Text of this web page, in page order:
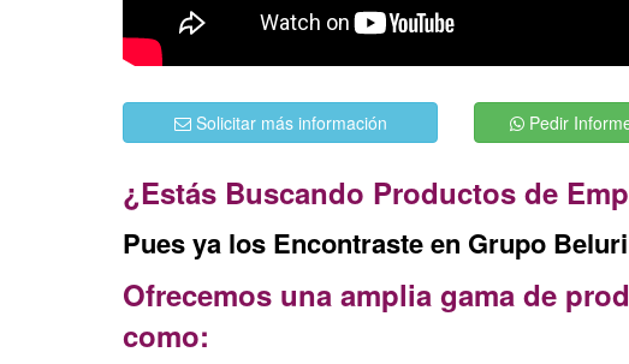
Solicitar más información Pedir
¿Estás Buscando Productos de
Pues ya los Encontraste en Grupo Beluri
Ofrecemos una amplia gama de
como: